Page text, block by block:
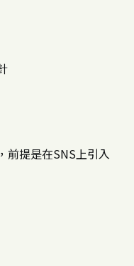
前提是在SNS上引入